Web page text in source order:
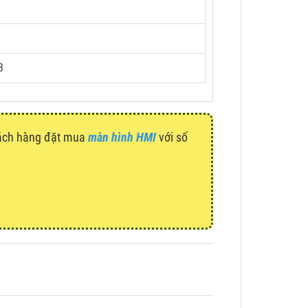
hàng đặt mua màn hình HMIvới số